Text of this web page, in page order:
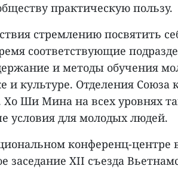
практическую пользу.
стремлению посвятить
соответствующие
и методы обучения
и культуре. Отделения Союза
Ши Мина на всех уровнях
условия для молодых людей.
конференц-центре
заседание XII съезда